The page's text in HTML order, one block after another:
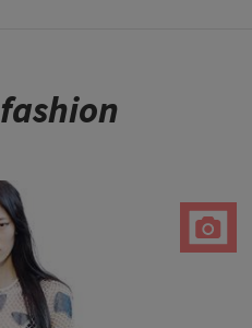
fashion